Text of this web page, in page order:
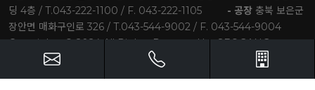
딩 4층 / T.043-222-1100 / F. 043-222-1105 - 공장 충북 보은군
장안면 매화구인로 326 / T.043-544-9002 / F. 043-544-9004
Copyrights © 2024 All Rights Reserved by SEOGANG
ENTEC Co.,Ltd.